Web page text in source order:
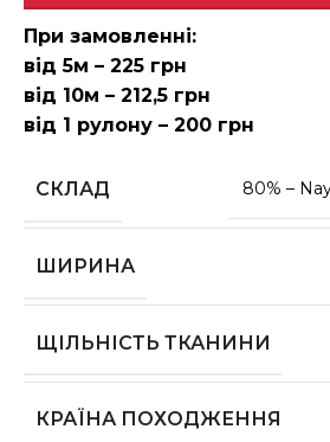
При замовленні:
від 5м – 225 грн
від 10м – 212,5 грн
від 1 рулону – 200 грн
СКЛАД 80% –
ШИРИНА
ЩІЛЬНІСТЬ ТКАНИНИ
КРАЇНА ПОХОДЖЕННЯ